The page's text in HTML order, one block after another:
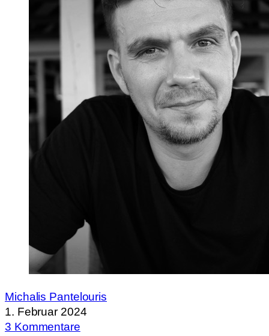
Michalis Pantelouris
1. Februar 2024
3 Kommentare